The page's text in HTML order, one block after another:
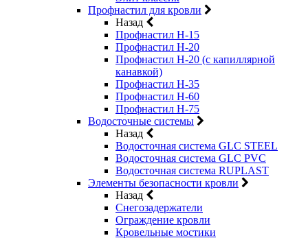
Профнастил для кровли
Назад
Профнастил Н-15
Профнастил Н-20
Профнастил Н-20 (с капиллярной
канавкой)
Профнастил Н-35
Профнастил Н-60
Профнастил Н-75
Водосточные системы
Назад
Водосточная система GLC STEEL
Водосточная система GLC PVC
Водосточная система RUPLAST
Элементы безопасности кровли
Назад
Снегозадержатели
Ограждение кровли
Кровельные мостики